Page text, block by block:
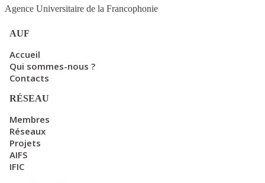
Agence Universitaire de la Francophonie
AUF
Accueil
Qui sommes-nous ?
Contacts
RÉSEAU
Membres
Réseaux
Projets
AIFS
IFIC